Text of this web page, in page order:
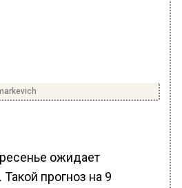
ожидает
прогноз на 9